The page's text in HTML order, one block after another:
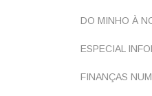
DO MINHO À
ESPECIAL
FINANÇAS